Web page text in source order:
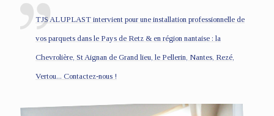
TJS ALUPLAST intervient pour une installation professionnelle de
vos parquets dans le Pays de Retz & en région nantaise : la
Chevrolière, St Aignan de Grand lieu, le Pellerin, Nantes, Rezé,
Vertou... Contactez-nous !